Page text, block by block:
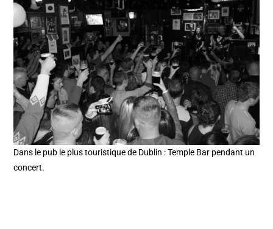
Dans le pub le plus touristique de Dublin : Temple Bar pendant un
concert.